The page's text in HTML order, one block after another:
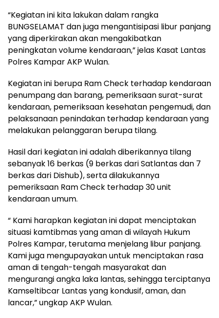
“Kegiatan ini kita lakukan dalam rangka
BUNGSELAMAT dan juga mengantisipasi libur panjang
yang diperkirakan akan mengakibatkan
peningkatan volume kendaraan,” jelas Kasat Lantas
Polres Kampar AKP Wulan.
Kegiatan ini berupa Ram Check terhadap kendaraan
penumpang dan barang, pemeriksaan surat-surat
kendaraan, pemeriksaan kesehatan pengemudi, dan
pelaksanaan penindakan terhadap kendaraan yang
melakukan pelanggaran berupa tilang.
Hasil dari kegiatan ini adalah diberikannya tilang
sebanyak 16 berkas (9 berkas dari Satlantas dan 7
berkas dari Dishub), serta dilakukannya
pemeriksaan Ram Check terhadap 30 unit
kendaraan umum.
“ Kami harapkan kegiatan ini dapat menciptakan
situasi kamtibmas yang aman di wilayah Hukum
Polres Kampar, terutama menjelang libur panjang.
Kami juga mengupayakan untuk menciptakan rasa
aman di tengah-tengah masyarakat dan
mengurangi angka laka lantas, sehingga terciptanya
Kamseltibcar Lantas yang kondusif, aman, dan
lancar,” ungkap AKP Wulan.